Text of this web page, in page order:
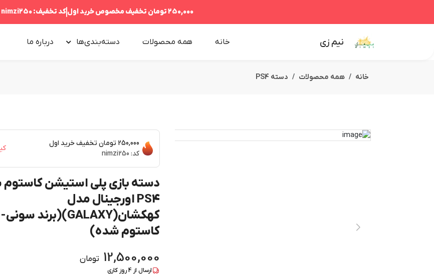
250,000 تومان تخفیف مخصوص خرید اولکد تخفیف:nimzi250
نیم زی خانه همه محصولات دسته‌بندی‌ها درباره‌ ما
خانه همه محصولات دسته PS4
250,000 تومان
تخفیف خرید اول
کد: nimzi250
دسته بازی پلی استیشن
PS4 اورجینال مدل
کهکشان(GALAXY)(برند سونی-
کاستوم شده)
12,500,000 تومان
ارسال از 4روز کاری